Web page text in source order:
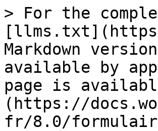
> For the
Markdown
available by
page is
(https://
fr/8.0/